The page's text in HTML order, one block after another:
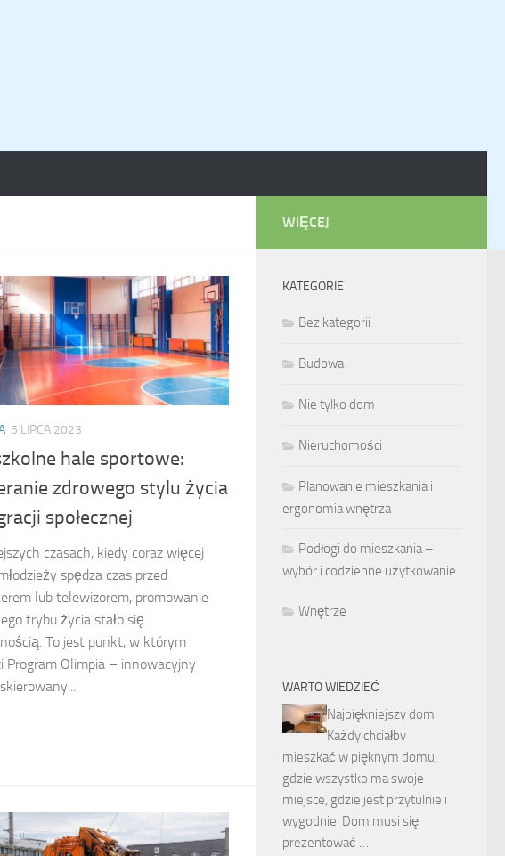
5 LIPCA 2023
hale sportowe:
zdrowego stylu życia
społecznej
czasach, kiedy coraz więcej
spędza czas przed
lub telewizorem, promowanie
trybu życia stało się
To jest punkt, w którym
Program Olimpia – innowacyjny
WIĘCEJ
KATEGORIE
Bez kategorii
Budowa
Nie tylko dom
Nieruchomości
Planowanie mieszkania i
ergonomia wnętrza
Podłogi do mieszkania –
wybór i codzienne użytkowanie
Wnętrze
WARTO WIEDZIEĆ
Najpiękniejszy dom
Każdy chciałby
mieszkać w pięknym domu,
gdzie wszystko ma swoje
miejsce, gdzie jest przytulnie i
wygodnie. Dom musi się
prezentować …